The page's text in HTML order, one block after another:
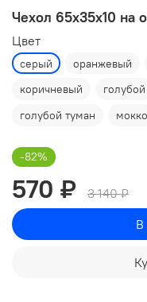
Чехол 65х35х10 на
Цвет
серый оранжевый
коричневый
голубой
голубой туман
мокко
-82%
570 ₽
3 140 ₽
В